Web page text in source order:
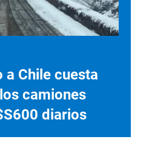
a Chile cuesta
camiones
diarios